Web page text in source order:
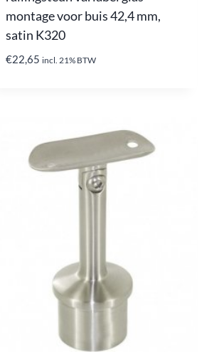
montage voor buis 42,4 mm,
satin K320
€22,65 incl. 21% BTW